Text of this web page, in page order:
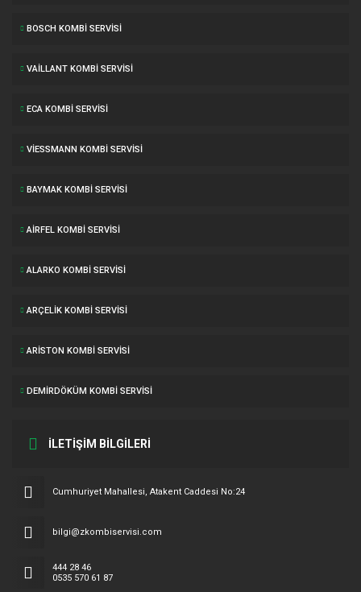
BOSCH KOMBI SERVISI
VAILLANT KOMBI SERVISI
ECA KOMBI SERVISI
VIESSMANN KOMBI SERVISI
BAYMAK KOMBI SERVISI
AIRFEL KOMBI SERVISI
ALARKO KOMBI SERVISI
ARÇELIK KOMBI SERVISI
ARISTON KOMBI SERVISI
DEMIRDÖKÜM KOMBI SERVISI
İLETİŞİM BİLGİLERİ
Cumhuriyet Mahallesi, Atakent Caddesi No:24
bilgi@zkombiservisi.com
444 28 46
0535 570 61 87